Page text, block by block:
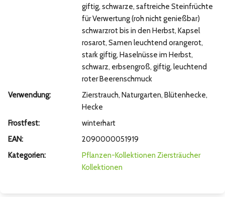
giftig, schwarze, saftreiche Steinfrüchte
für Verwertung (roh nicht genießbar)
schwarzrot bis in den Herbst, Kapsel
rosarot, Samen leuchtend orangerot,
stark giftig, Haselnüsse im Herbst,
schwarz, erbsengroß, giftig, leuchtend
roter Beerenschmuck
Verwendung:
Zierstrauch, Naturgarten, Blütenhecke,
Hecke
Frostfest:
winterhart
EAN:
2090000051919
Kategorien:
Pflanzen-Kollektionen Ziersträucher
Kollektionen